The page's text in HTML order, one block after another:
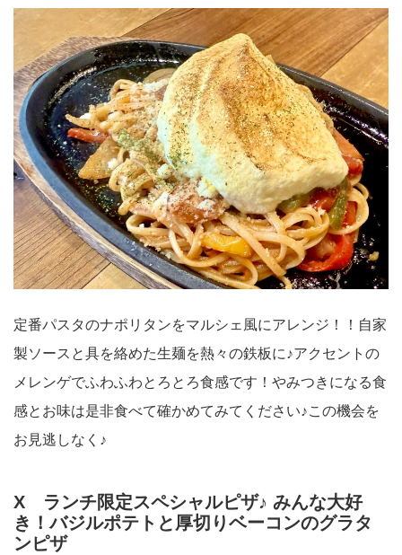
定番パスタのナポリタンをマルシェ風にアレンジ！！自家
製ソースと具を絡めた生麺を熱々の鉄板に♪アクセントの
メレンゲでふわふわとろとろ食感です！やみつきになる食
感とお味は是非食べて確かめてみてください♪この機会を
お見逃しなく♪
X ランチ限定スペシャルピザ♪ みんな大好
き！バジルポテトと厚切りベーコンのグラタ
ンピザ